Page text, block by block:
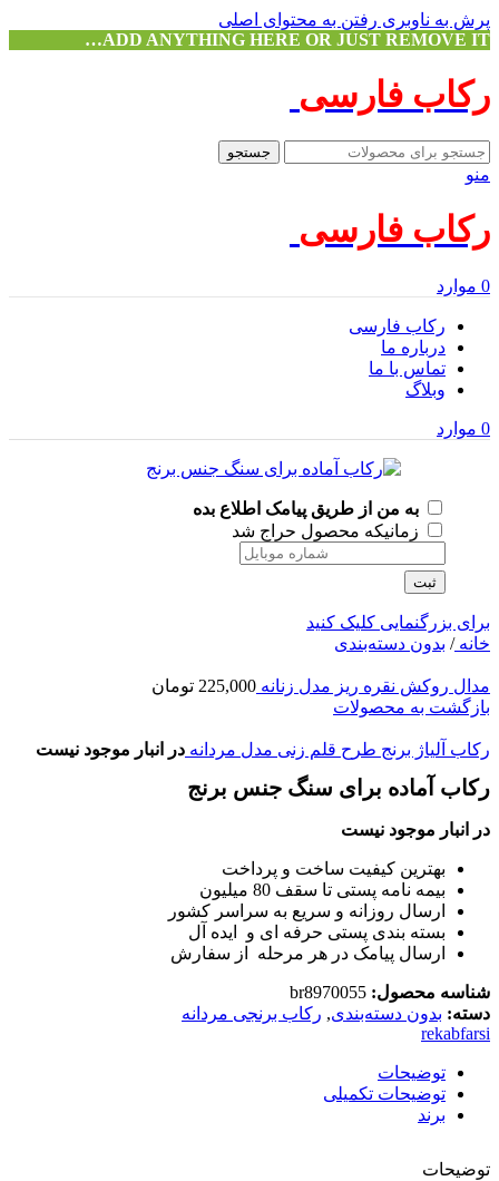
پرش به ناوبری رفتن به محتوای اصلی
ADD ANYTHING HERE OR JUST REMOVE IT…
رکاب فارسی
جستجو
منو
رکاب فارسی
0 موارد
رکاب فارسی
درباره ما
تماس با ما
وبلاگ
0 موارد
به من از طریق پیامک اطلاع بده
زمانیکه محصول حراج شد
ثبت
برای بزرگنمایی کلیک کنید
خانه/ بدون دسته‌بندی
مدال روکش نقره ریز مدل زنانه 225,000 تومان
بازگشت به محصولات
رکاب آلیاژ برنج طرح قلم زنی مدل مردانه در انبار موجود نیست
رکاب آماده برای سنگ جنس برنج
در انبار موجود نیست
بهترین کیفیت ساخت و پرداخت
بیمه نامه پستی تا سقف 80 میلیون
ارسال روزانه و سریع به سراسر کشور
بسته بندی پستی حرفه ای و ایده آل
ارسال پیامک در هر مرحله از سفارش
شناسه محصول: br8970055
دسته: بدون دسته‌بندی, رکاب برنجی مردانه
rekabfarsi
توضیحات
توضیحات تکمیلی
برند
توضیحات